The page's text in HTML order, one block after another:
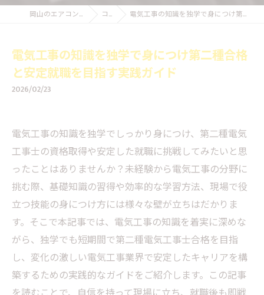
岡山のエアコン工事ならUNO設備 コラム 電気工事の知識を独学で身につけ第二種合格と安定就職を目指す実践ガイド
電気工事の知識を独学で身につけ第二種合格
と安定就職を目指す実践ガイド
2026/02/23
電気工事の知識を独学でしっかり身につけ、第二種電気
工事士の資格取得や安定した就職に挑戦してみたいと思
ったことはありませんか？未経験から電気工事の分野に
挑む際、基礎知識の習得や効率的な学習方法、現場で役
立つ技能の身につけ方には様々な壁が立ちはだかりま
す。そこで本記事では、電気工事の知識を着実に深めな
がら、独学でも短期間で第二種電気工事士合格を目指
し、変化の激しい電気工事業界で安定したキャリアを構
築するための実践的なガイドをご紹介します。この記事